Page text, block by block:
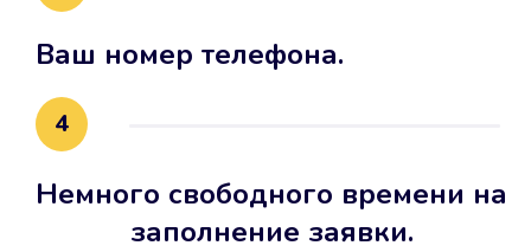
Ваш номер телефона.
4
Немного свободного времени на
заполнение заявки.